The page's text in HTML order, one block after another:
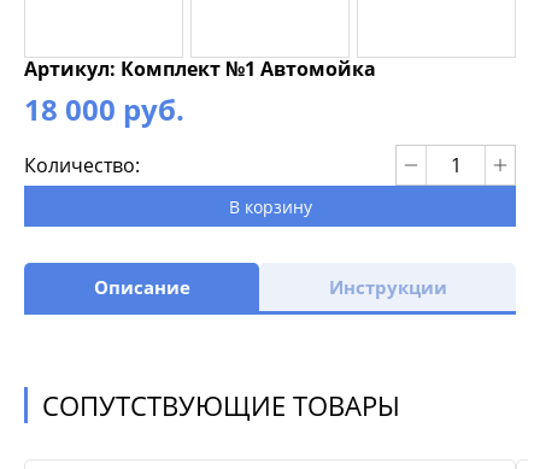
Артикул: Комплект №1 Автомойка
18 000 руб.
Количество:
В корзину
Описание Инструкции
СОПУТСТВУЮЩИЕ ТОВАРЫ